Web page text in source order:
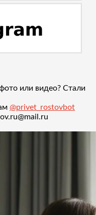
или видео? Стали
@privet_rostovbot